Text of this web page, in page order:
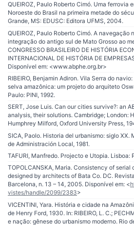
QUEIROZ, Paulo Roberto Cimó. Uma ferrovia
Noroeste do Brasil na primeira metade do
Grande, MS: EDUSC: Editora UFMS, 2004.
QUEIROZ, Paulo Roberto Cimó. A navegação
integração do antigo sul de Mato Grosso ao
CONGRESSO BRASILEIRO DE HISTÓRIA
INTERNACIONAL DE HISTÓRIA DE
Disponível em: <www.abphe.org.br>
RIBEIRO, Benjamin Adiron. Vila Serra do
selva amazônica: um projeto do arquiteto
Paulo: PINI, 1992.
SERT, Jose Luis. Can our cities survive?: an
analysis, their solutions. Cambridge; London:
Humphrey Milford, Oxford University Press,
SICA, Paolo. Historia del urbanismo: siglo XX.
de Administración Local, 1981.
TAFURI, Manfredo. Projecto e Utopia. Lisboa:
TOPOLCANSKA, Maria. Consistency of
designed by architects of Bata Co. DC.
Barcelona, n. 13 – 14, 2005. Disponível em: <
vistes/handle/2099/2383>
VICENTINI, Yara. História e cidade na
de Henry Ford, 1930. In: RIBEIRO, L. C.;
e nação: gênese do urbanismo moderno. Rio